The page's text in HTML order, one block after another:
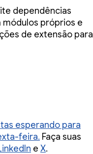
dependências
módulos próprios e
de extensão para
esperando para
feira. Faça suas
e X.